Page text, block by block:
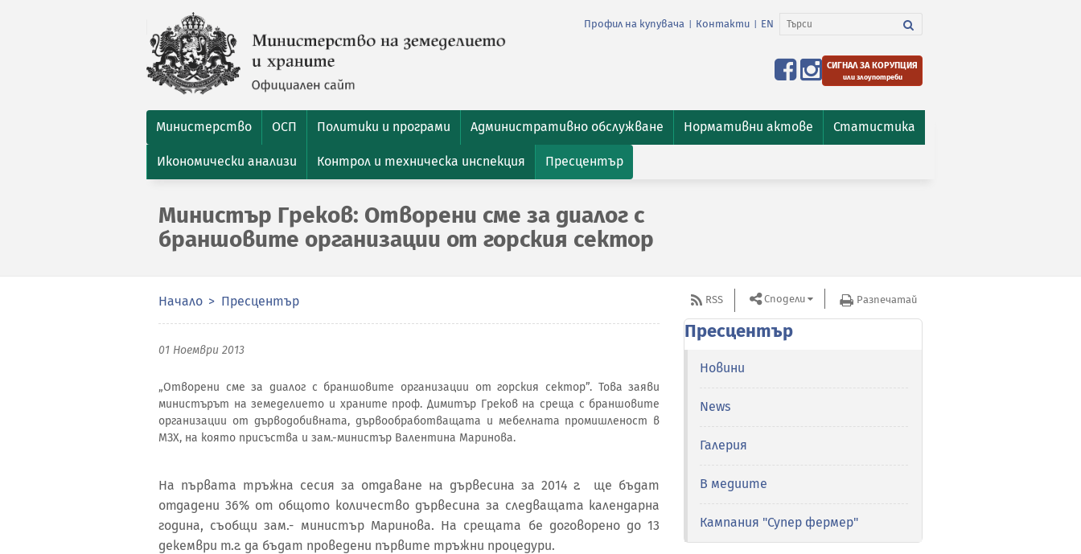
Профил на купувача Контакти EN
СИГНАЛ ЗА КОРУПЦИЯ
или злоупотреби
Министерство ОСП Политики и програми Административно обслужване Нормативни актове Статистика
Икономически анализи Контрол и техническа инспекция Пресцентър
Министър Греков: Отворени сме за диалог с
браншовите организации от горския сектор
Начало Пресцентър
01 Ноември 2013
„Отворени сме за диалог с браншовите организации от горския сектор”. Това заяви
министърът на земеделието и храните проф. Димитър Греков на среща с браншовите
организации от дърводобивната, дървообработващата и мебелната промишленост в
МЗХ, на която присъства и зам.-министър Валентина Маринова.
На първата тръжна сесия за отдаване на дървесина за 2014 г. ще бъдат
отдадени 36% от общото количество дървесина за следващата календарна
година, съобщи зам.- министър Маринова. На срещата бе договорено до 13
декември т.г. да бъдат проведени първите тръжни процедури.
RSS Сподели Разпечатай
Пресцентър
Новини
News
Галерия
В медиите
Кампания "Супер фермер"